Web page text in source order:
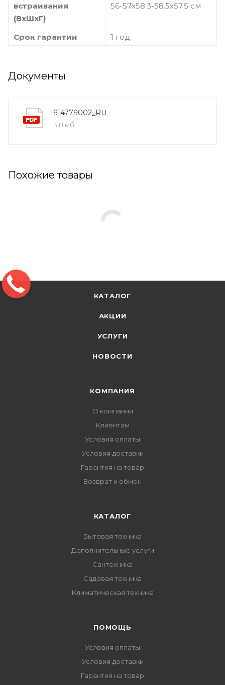
встраивания
(ВхШхГ)
56-57х58.3-58.5х57.5 см
Срок гарантии 1 год
Документы
914779002_RU
3,8 мб
Похожие товары
КАТАЛОГ
АКЦИИ
УСЛУГИ
НОВОСТИ
КОМПАНИЯ
О компании
Клиентам
Условия оплаты
Условия доставки
Гарантия на товар
Возврат и обмен
КАТАЛОГ
Бытовая техника
Дополнительные услуги
Сантехника
Садовая техника
Климатическая техника
ПОМОЩЬ
Условия оплаты
Условия доставки
Гарантия на товар